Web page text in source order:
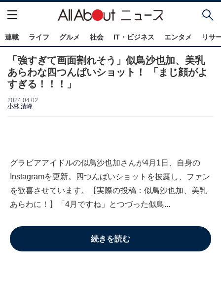
連載 ライフ グルメ 社会 IT・ビジネス エンタメ リサ
「強すぎて画面割れそう」似鳥沙也加、美乳
あらわな四つんばいショット！ 「まじ顔がよ
すぎる！！！」
2024.04.02
小林 清峰
グラビアアイドルの似鳥沙也加さんが4月1日、自身の
Instagramを更新。四つんばいショットを披露し、ファン
を歓喜させています。【実際の投稿：似鳥沙也加、美乳
あらわに！】「4月ですね」とつづった似鳥...
続きを読む